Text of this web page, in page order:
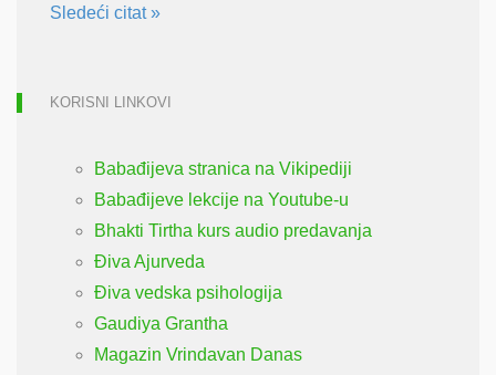
Sledeći citat »
KORISNI LINKOVI
Babađijeva stranica na Vikipediji
Babađijeve lekcije na Youtube-u
Bhakti Tirtha kurs audio predavanja
Điva Ajurveda
Điva vedska psihologija
Gaudiya Grantha
Magazin Vrindavan Danas